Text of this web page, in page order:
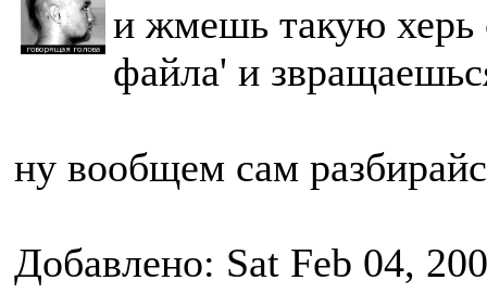
и жмешь такую херь
файла' и
ну вообщем сам
Добавлено: Sat Feb 04,